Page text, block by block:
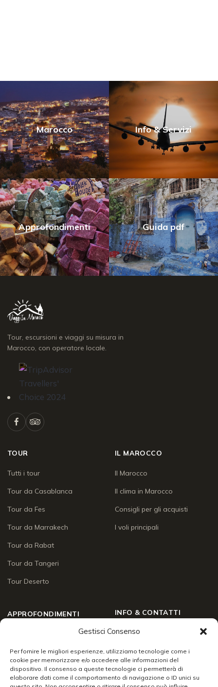
Gestisci Consenso
Per fornire le migliori esperienze, utilizziamo tecnologie come i
cookie per memorizzare e/o accedere alle informazioni del
dispositivo. Il consenso a queste tecnologie ci permetterà di
elaborare dati come il comportamento di navigazione o ID unici su
Marocco Info & Servizi
Approfondimenti Guida pdf
Tour, escursioni e viaggi su misura in
Marocco, con operatore locale.
TOUR
Tutti i tour
Tour da Casablanca
Tour da Fes
Tour da Marrakech
Tour da Rabat
Tour da Tangeri
Tour Deserto
IL MAROCCO
Il Marocco
Il clima in Marocco
Consigli per gli acquisti
I voli principali
APPROFONDIMENTI
Enogastronomia
Lo sai che
INFO & CONTATTI
Chi siamo
Social Wall
Contatti
24/7 support